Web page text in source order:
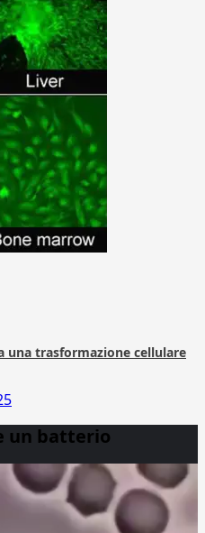
una trasformazione cellulare
un batterio